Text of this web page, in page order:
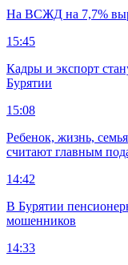
На ВСЖД на 7,7%
15:45
Кадры и экспорт
Бурятии
15:08
Ребенок, жизнь,
считают главным
14:42
В Бурятии
мошенников
14:33